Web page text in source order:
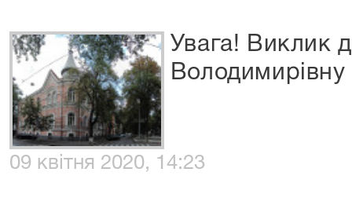
Увага! Виклик
Володимирівну
09 квітня 2020, 14:23